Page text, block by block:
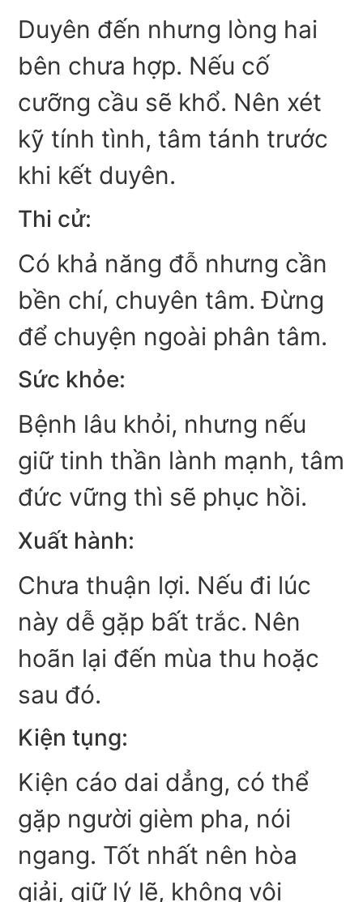
Duyên đến nhưng lòng hai
bên chưa hợp. Nếu cố
cưỡng cầu sẽ khổ. Nên xét
kỹ tính tình, tâm tánh trước
khi kết duyên.
Thi cử:
Có khả năng đỗ nhưng cần
bền chí, chuyên tâm. Đừng
để chuyện ngoài phân tâm.
Sức khỏe:
Bệnh lâu khỏi, nhưng nếu
giữ tinh thần lành mạnh, tâm
đức vững thì sẽ phục hồi.
Xuất hành:
Chưa thuận lợi. Nếu đi lúc
này dễ gặp bất trắc. Nên
hoãn lại đến mùa thu hoặc
sau đó.
Kiện tụng:
Kiện cáo dai dẳng, có thể
gặp người gièm pha, nói
ngang. Tốt nhất nên hòa
giải, giữ lý lẽ, không vội